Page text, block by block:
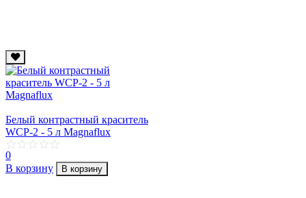
Белый контрастный краситель
WCP-2 - 5 л Magnaflux
0
В корзину
В корзину